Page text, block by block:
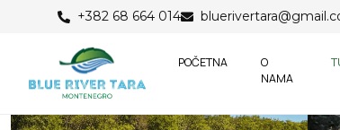
+382 68 664 014
POČETNA
O
NAMA